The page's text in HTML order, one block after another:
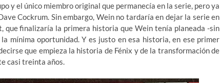
y el único miembro original que permanecía en la serie, pero ya
Cockrum. Sin embargo, Wein no tardaría en dejar la serie en
que finalizaría la primera historia que Wein tenía planeada -sin
mínima oportunidad. Y es justo en esa historia, en ese primer
que empieza la historia de Fénix y de la transformación de
casi treinta años.